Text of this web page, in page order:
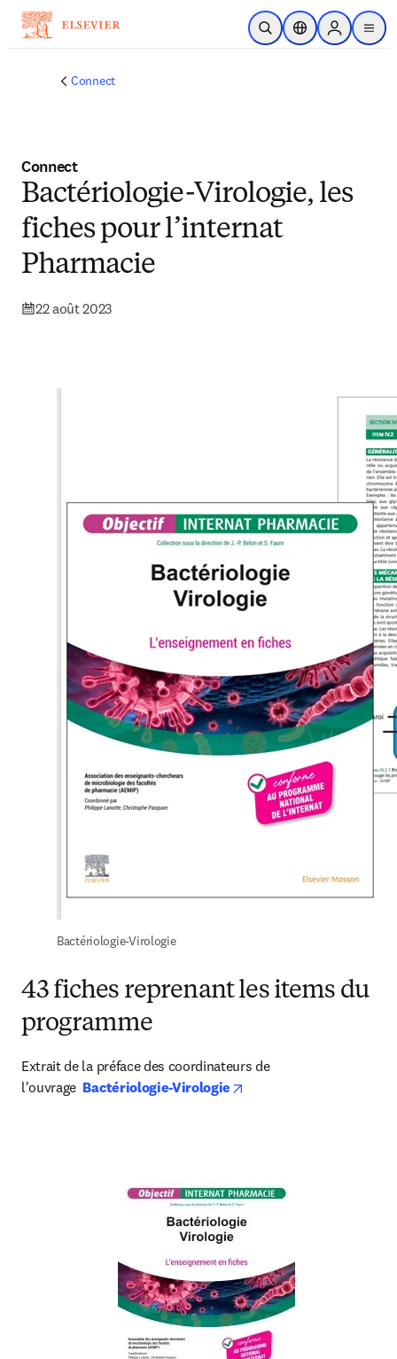
Passer au contenu principal
Ouvrir la recherche
Sélecteur de
Sign in to
menu
Connect
Connect
Bactériologie-Virologie, les
fiches pour l’internat
Pharmacie
22 août 2023
Bactériologie-Virologie
43 fiches reprenant les items du
programme
Extrait de la préface des coordinateurs de
l'ouvrage Bactériologie-Virologie